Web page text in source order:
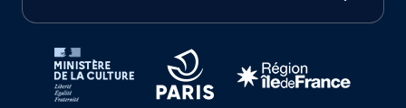
Tutelles et mécènes de la Philharmonie de Paris